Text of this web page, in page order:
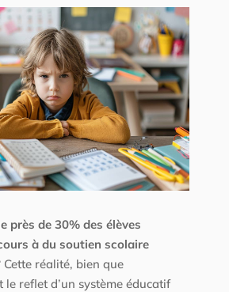
près de 30% des élèves
à du soutien scolaire
Cette réalité, bien que
le reflet d’un système éducatif